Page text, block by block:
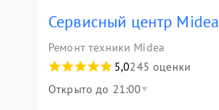
Сервисный центр Midea
Ремонт техники Midea
5,0245 оценки
Открыто до 21:00